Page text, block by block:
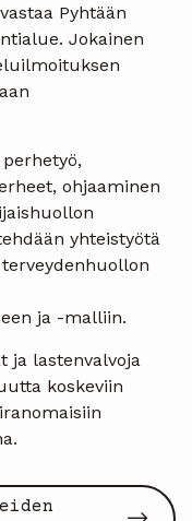
Pyhtään
Jokainen
ohjaaminen
yhteistyötä
ja -malliin.
ja lastenvalvoja
koskeviin